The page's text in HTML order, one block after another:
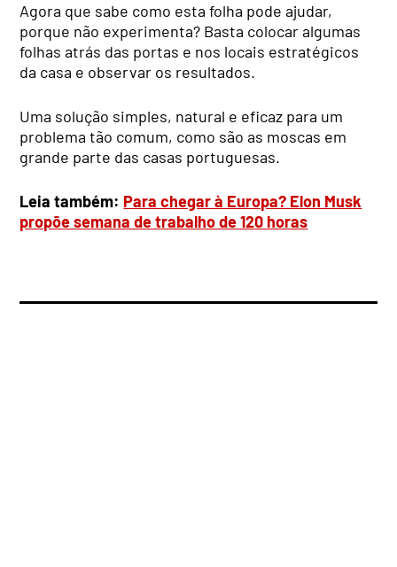
Agora que sabe como esta folha pode ajudar,
porque não experimenta? Basta colocar algumas
folhas atrás das portas e nos locais estratégicos
da casa e observar os resultados.
Uma solução simples, natural e eficaz para um
problema tão comum, como são as moscas em
grande parte das casas portuguesas.
Leia também: Para chegar à Europa? Elon Musk
propõe semana de trabalho de 120 horas